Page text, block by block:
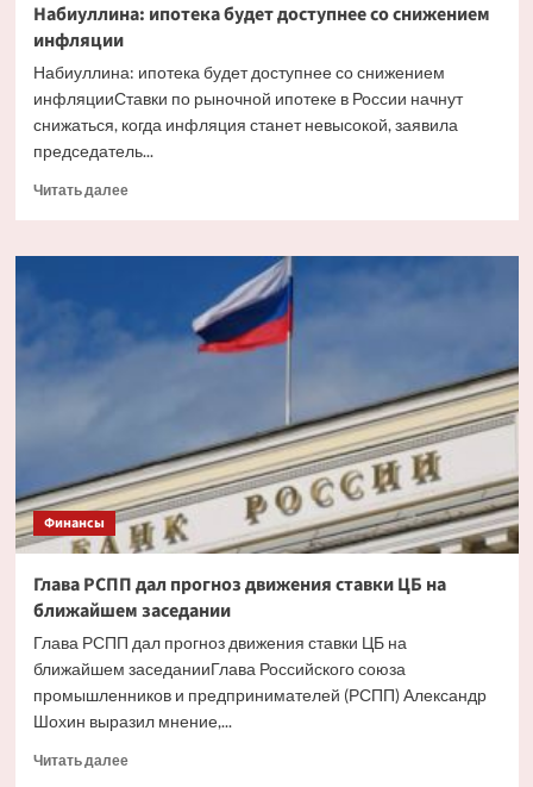
Набиуллина: ипотека будет доступнее со снижением
инфляции
Набиуллина: ипотека будет доступнее со снижением
инфляцииСтавки по рыночной ипотеке в России начнут
снижаться, когда инфляция станет невысокой, заявила
председатель...
Читать далееПрочитать
Набиуллина:
доступнее
со
Финансы
Глава РСПП дал прогноз движения ставки ЦБ на
ближайшем заседании
Глава РСПП дал прогноз движения ставки ЦБ на
ближайшем заседанииГлава Российского союза
промышленников и предпринимателей (РСПП) Александр
Шохин выразил мнение,...
Читать далееПрочитать